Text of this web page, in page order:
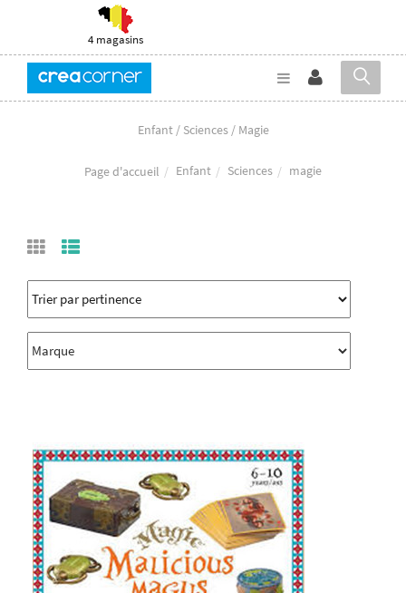
4 magasins
Enfant / Sciences / Magie
Page d'accueil Enfant Sciences magie